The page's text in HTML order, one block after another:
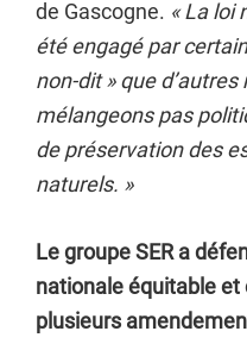
de Gascogne. « La loi
été engagé par
non-dit » que
mélangeons pas
de préservation des
naturels. »
Le groupe SER a
nationale équitable et
plusieurs